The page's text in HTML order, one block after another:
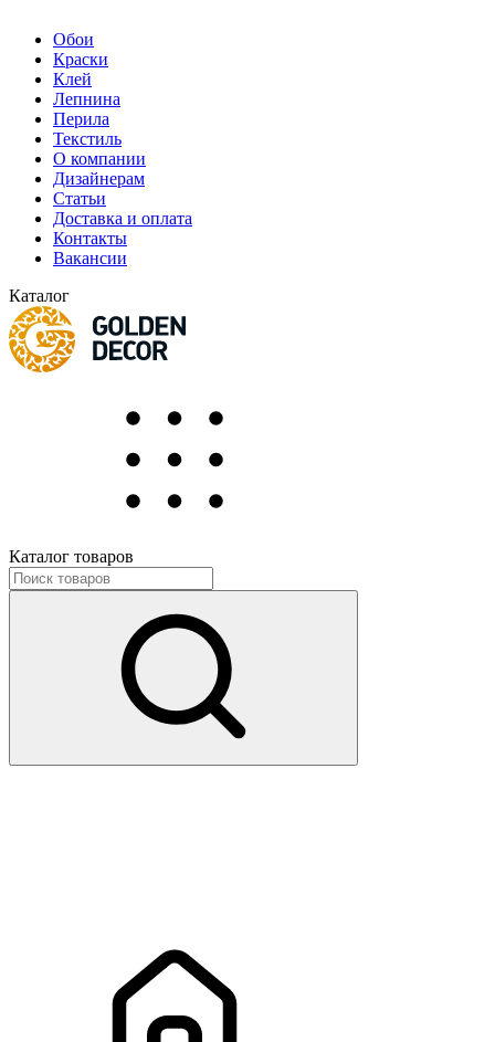
Обои
Краски
Клей
Лепнина
Перила
Текстиль
О компании
Дизайнерам
Статьи
Доставка и оплата
Контакты
Вакансии
Каталог
Каталог товаров